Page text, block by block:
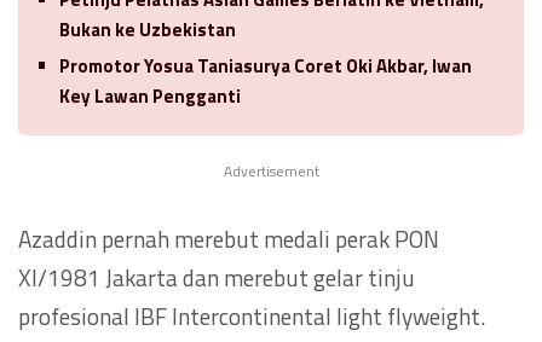
Bukan ke Uzbekistan
Promotor Yosua Taniasurya Coret Oki Akbar, Iwan
Key Lawan Pengganti
Advertisement
Azaddin pernah merebut medali perak PON
XI/1981 Jakarta dan merebut gelar tinju
profesional IBF Intercontinental light flyweight.